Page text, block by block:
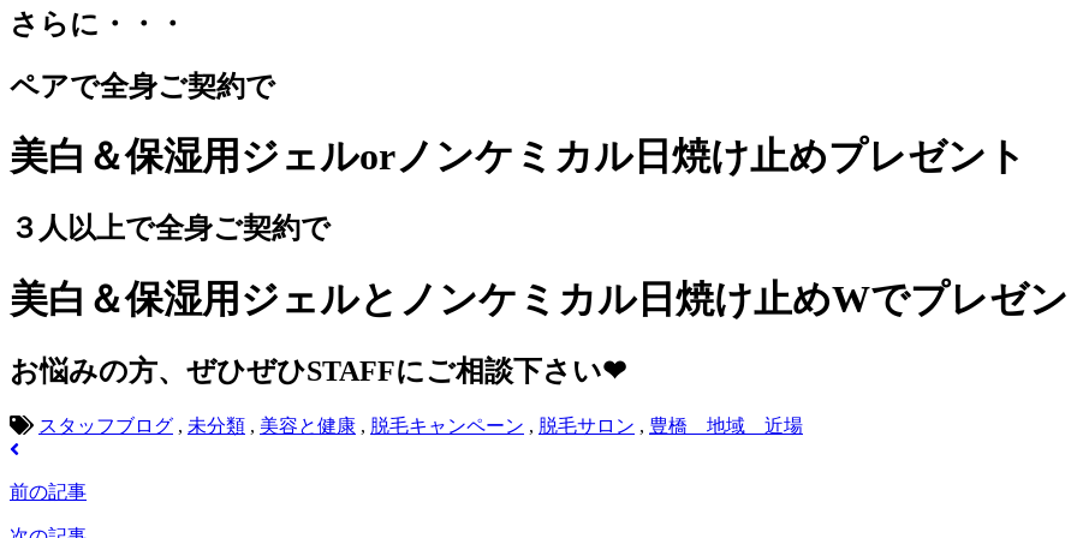
さらに・・・
ペアで全身ご契約で
美白＆保湿用ジェルorノンケミカル日焼け止めプレゼント
３人以上で全身ご契約で
美白＆保湿用ジェルとノンケミカル日焼け止めWでプレゼ
お悩みの方、ぜひぜひSTAFFにご相談下さい❤
スタッフブログ , 未分類 , 美容と健康 , 脱毛キャンペーン , 脱毛サロン , 豊橋 地域 近場
前の記事